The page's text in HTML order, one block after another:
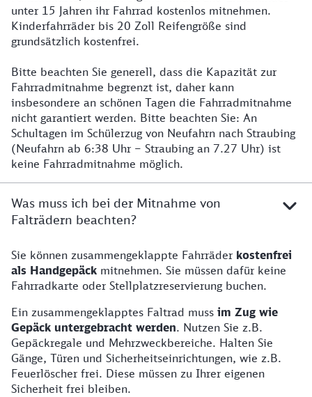
unter 15 Jahren ihr Fahrrad kostenlos mitnehmen.
Kinderfahrräder bis 20 Zoll Reifengröße sind
grundsätzlich kostenfrei.
Bitte beachten Sie generell, dass die Kapazität zur
Fahrradmitnahme begrenzt ist, daher kann
insbesondere an schönen Tagen die Fahrradmitnahme
nicht garantiert werden. Bitte beachten Sie: An
Schultagen im Schülerzug von Neufahrn nach Straubing
(Neufahrn ab 6:38 Uhr – Straubing an 7.27 Uhr) ist
keine Fahrradmitnahme möglich.
Was muss ich bei der Mitnahme von
Falträdern beachten?
Hinweise zur Mitnahme von Falträdern
Sie können zusammengeklappte Fahrräder kostenfrei
als Handgepäck mitnehmen. Sie müssen dafür keine
Fahrradkarte oder Stellplatzreservierung buchen.
Ein zusammengeklapptes Faltrad muss im Zug wie
Gepäck untergebracht werden. Nutzen Sie z.B.
Gepäckregale und Mehrzweckbereiche. Halten Sie
Gänge, Türen und Sicherheitseinrichtungen, wie z.B.
Feuerlöscher frei. Diese müssen zu Ihrer eigenen
Sicherheit frei bleiben.